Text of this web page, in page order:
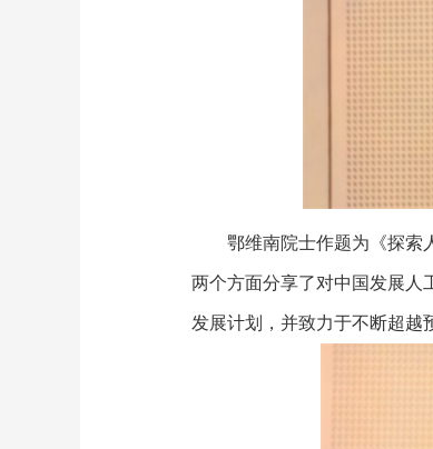
鄂维南院士作题为《探索
两个方面分享了对中国发展人
发展计划，并致力于不断超越